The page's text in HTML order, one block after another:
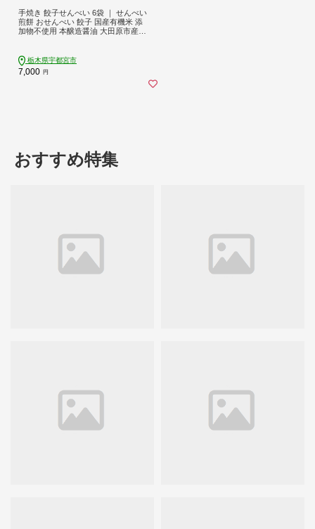
手焼き 餃子せんべい 6袋 ｜ せんべい
煎餅 おせんべい 餃子 国産有機米 添
加物不使用 本醸造醤油 大田原市産唐
栃木県宇都宮市
7,000 円
おすすめ特集